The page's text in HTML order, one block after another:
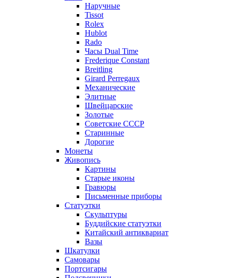
Наручные
Tissot
Rolex
Hublot
Rado
Часы Dual Time
Frederique Constant
Breitling
Girard Perregaux
Механические
Элитные
Швейцарские
Золотые
Советские СССР
Старинные
Дорогие
Монеты
Живопись
Картины
Старые иконы
Гравюры
Письменные приборы
Статуэтки
Скульптуры
Буддийские статуэтки
Китайский антиквариат
Вазы
Шкатулки
Самовары
Портсигары